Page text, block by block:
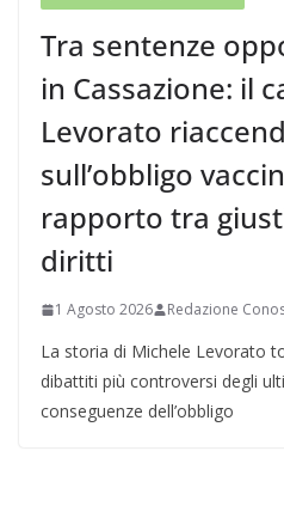
Tra sentenze
in Cassazione: il
Levorato
sull’obbligo
rapporto tra
diritti
1 Agosto 2026 Redazione
La storia di Michele Levorato
dibattiti più controversi degli
conseguenze dell’obbligo